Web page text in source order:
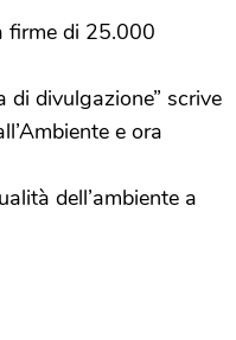
firme di 25.000
di divulgazione” scrive
e ora
dell’ambiente a